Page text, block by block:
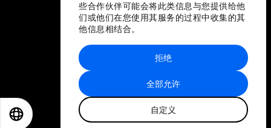
些合作伙伴可能会将此类信息与您提供给他
们或他们在您使用其服务的过程中收集的其
他信息相结合。
全部允许
自定义
拒绝
站点地图
世界经济论坛